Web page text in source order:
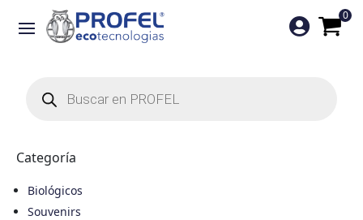
productos
0

Categoría
Biológicos
Souvenirs